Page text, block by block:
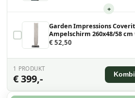
+
Garden Impressions
Ampelschirm 260x48/58
€ 52,50
1 PRODUKT
€ 399,-